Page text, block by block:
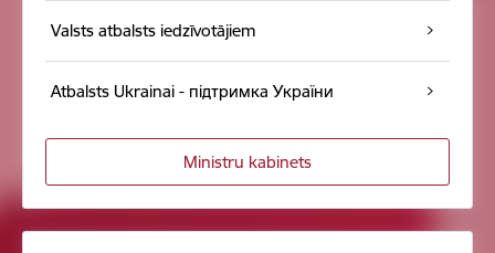
Valsts atbalsts iedzīvotājiem
Atbalsts Ukrainai - підтримка України
Ministru kabinets